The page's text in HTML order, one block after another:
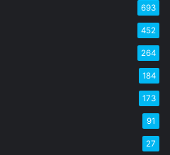
693
452
264
184
173
91
27